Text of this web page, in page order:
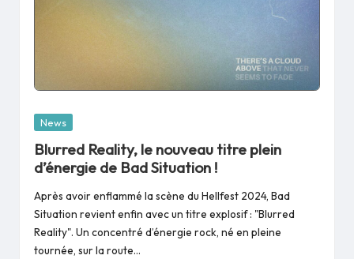
Posted
News
Blurred Reality, le nouveau titre plein
d’énergie de Bad Situation !
Après avoir enflammé la scène du Hellfest 2024, Bad
Situation revient enfin avec un titre explosif : "Blurred
Reality". Un concentré d’énergie rock, né en pleine
tournée, sur la route…